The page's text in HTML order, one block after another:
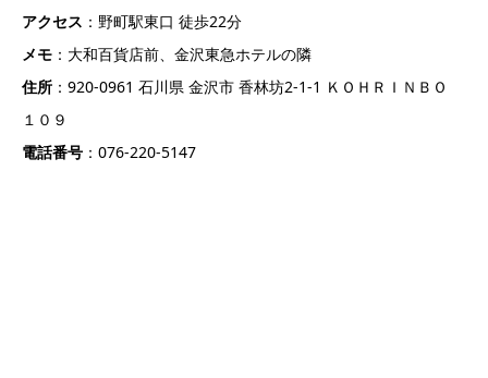
アクセス ：野町駅東口 徒歩22分
メモ ：大和百貨店前、金沢東急ホテルの隣
住所 ：920-0961 石川県 金沢市 香林坊2-1-1 ＫＯＨＲＩＮＢＯ
１０９
電話番号 ：076-220-5147